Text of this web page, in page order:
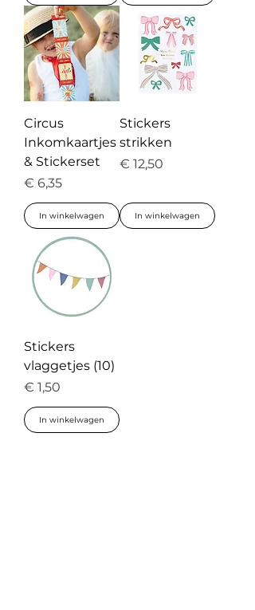
Circus
Inkomkaartjes
& Stickerset
Prijs
€ 6,35
In winkelwagen
Stickers
strikken
Prijs
€ 12,50
In winkelwagen
Stickers
vlaggetjes (10)
Prijs
€ 1,50
In winkelwagen